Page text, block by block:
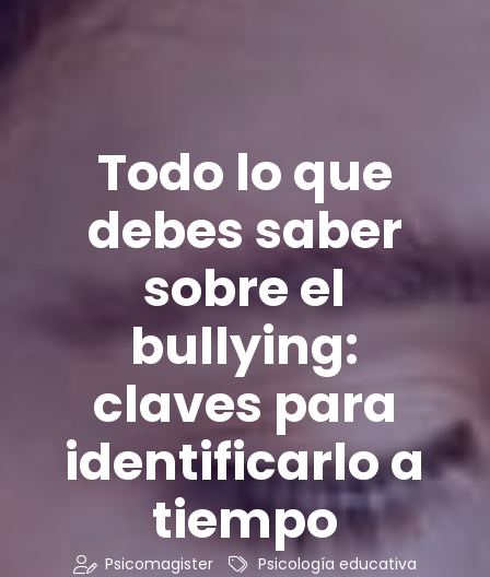
Todo lo que
debes saber
sobre el
bullying:
claves para
identificarlo a
tiempo
Psicomagister Psicología educativa